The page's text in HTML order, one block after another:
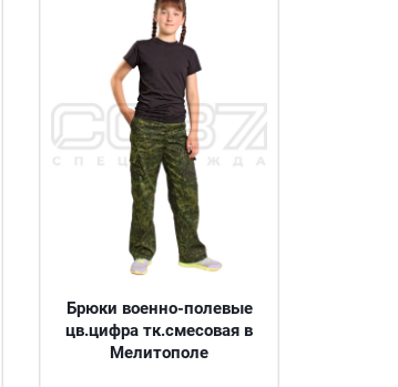
Брюки военно-полевые
цв.цифра тк.смесовая в
Мелитополе